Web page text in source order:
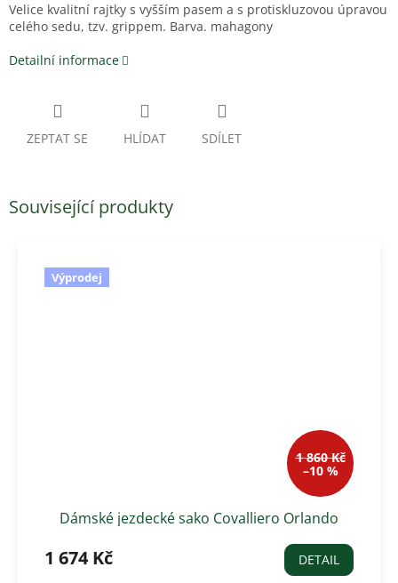
Velice kvalitní rajtky s vyšším pasem a s protiskluzovou úpravou
celého sedu, tzv. grippem. Barva. mahagony
Detailní informace
ZEPTAT SE HLÍDAT SDÍLET
Související produkty
Výprodej
1 860 Kč
–10 %
Dámské jezdecké sako Covalliero Orlando
1 674 Kč DETAIL